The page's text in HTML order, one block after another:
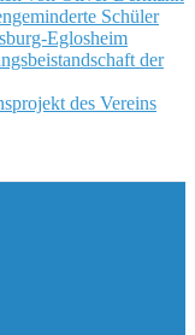
Schüler
Eglosheim
der
des Vereins